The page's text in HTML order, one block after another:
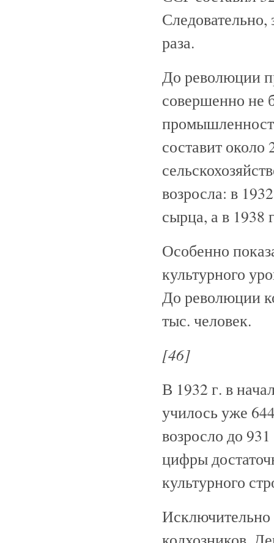
раза.
До революции
совершенно не
составит
возросла: в
сырца, а в
Особенно
культурного
До революции
тыс. человек.
[46]
В 1932 г. в
училось уже
возросло до
цифры
культурного
Исключительно